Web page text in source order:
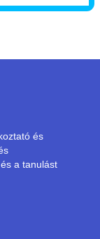
és
a tanulást